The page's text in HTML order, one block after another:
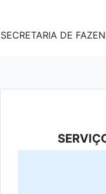
SECRETARIA DE